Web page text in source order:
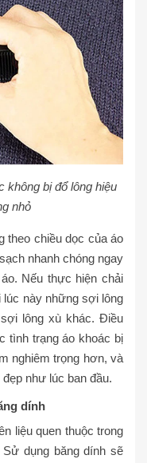
không bị đổ lông hiệu
nhỏ
theo chiều dọc của áo
nhanh chóng ngay
Nếu thực hiện chải
lúc này những sợi lông
lông xù khác. Điều
tình trạng áo khoác bị
nghiêm trọng hơn, và
như lúc ban đầu.
dính
liệu quen thuộc trong
dụng băng dính sẽ